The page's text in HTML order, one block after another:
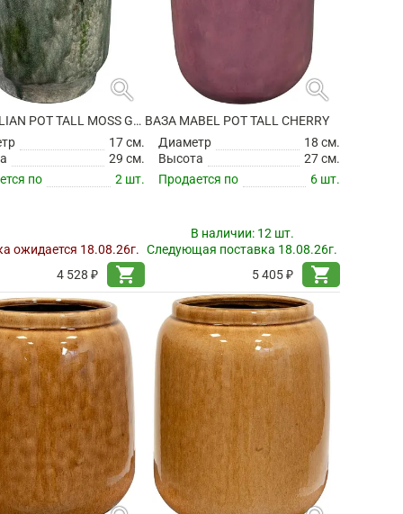
search
ВАЗА JULIAN POT TALL MOSS GREEN
17 см.
29 см.
по
2 шт.
ожидается 18.08.26г.
4 528 ₽
shopping_cart
search
ВАЗА MABEL POT TALL CHERRY
Диаметр
18 см.
Высота
27 см.
Продается по
6 шт.
В наличии: 12 шт.
Следующая поставка 18.08.26г.
5 405 ₽
shopping_cart